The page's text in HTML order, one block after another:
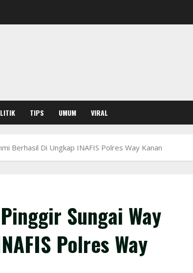
TIPS UMUM VIRAL
Berhasil Di Ungkap INAFIS Polres Way Kanan
Sungai Way
Polres Way